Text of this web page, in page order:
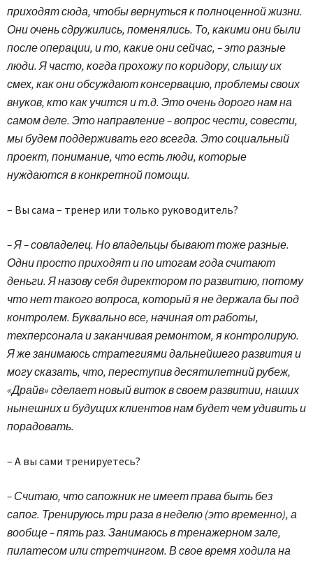
приходят сюда, чтобы вернуться к полноценной жизни.
Они очень сдружились, поменялись. То, какими они были
после операции, и то, какие они сейчас, – это разные
люди. Я часто, когда прохожу по коридору, слышу их
смех, как они обсуждают консервацию, проблемы своих
внуков, кто как учится и т.д. Это очень дорого нам на
самом деле. Это направление – вопрос чести, совести,
мы будем поддерживать его всегда. Это социальный
проект, понимание, что есть люди, которые
нуждаются в конкретной помощи.
– Вы сама – тренер или только руководитель?
– Я – совладелец. Но владельцы бывают тоже разные.
Одни просто приходят и по итогам года считают
деньги. Я назову себя директором по развитию, потому
что нет такого вопроса, который я не держала бы под
контролем. Буквально все, начиная от работы,
техперсонала и заканчивая ремонтом, я контролирую.
Я же занимаюсь стратегиями дальнейшего развития и
могу сказать, что, переступив десятилетний рубеж,
«Драйв» сделает новый виток в своем развитии, наших
нынешних и будущих клиентов нам будет чем удивить и
порадовать.
– А вы сами тренируетесь?
– Считаю, что сапожник не имеет права быть без
сапог. Тренируюсь три раза в неделю (это временно), а
вообще – пять раз. Занимаюсь в тренажерном зале,
пилатесом или стретчингом. В свое время ходила на